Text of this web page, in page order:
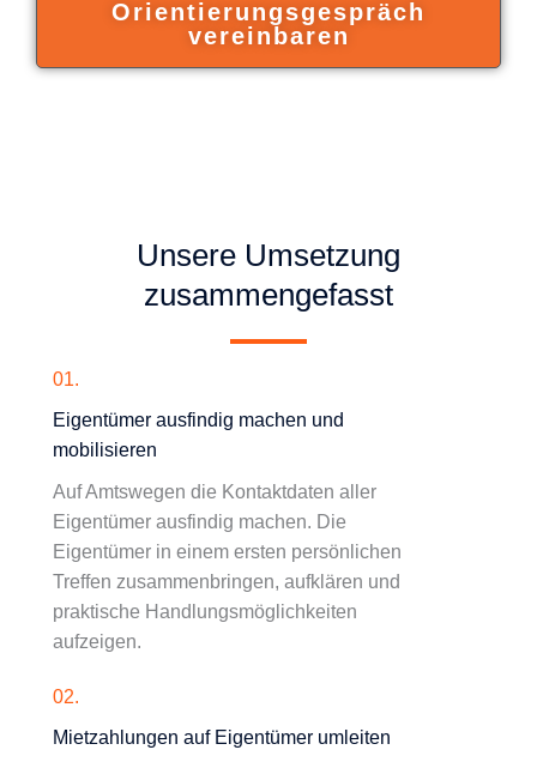
Orientierungsgespräch
vereinbaren
Unsere Umsetzung
zusammengefasst
01.
Eigentümer ausfindig machen und
mobilisieren
Auf Amtswegen die Kontaktdaten aller
Eigentümer ausfindig machen. Die
Eigentümer in einem ersten persönlichen
Treffen zusammenbringen, aufklären und
praktische Handlungsmöglichkeiten
aufzeigen.
02.
Mietzahlungen auf Eigentümer umleiten